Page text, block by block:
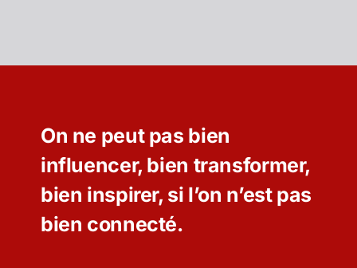
On ne peut pas bien
influencer, bien transformer,
bien inspirer, si l’on n’est pas
bien connecté.